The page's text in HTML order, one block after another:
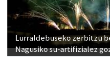
Lurraldebuseko zerbitzu
Nagusiko su-artifizialez